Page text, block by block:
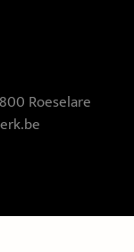
Roeselare